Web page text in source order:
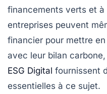
financements verts et à
entreprises peuvent
financier pour mettre
avec leur bilan
ESG Digital fournissent
essentielles à ce sujet.